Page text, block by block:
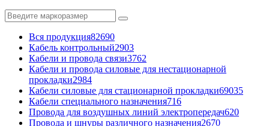
Вся продукция82690
Кабель контрольный2903
Кабели и провода связи3762
Кабели и провода силовые для нестационарной
прокладки2984
Кабели силовые для стационарной прокладки69035
Кабели специального назначения716
Провода для воздушных линий электропередач620
Провода и шнуры различного назначения2670